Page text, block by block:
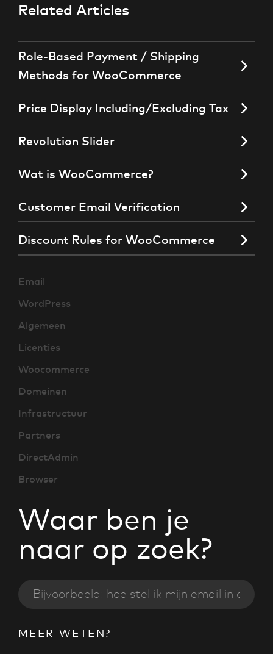
Waar ben je
naar op zoek?
Email
WordPress
Algemeen
Licenties
Woocommerce
Domeinen
Infrastructuur
Partners
DirectAdmin
Browser
Related Articles
Role-Based Payment / Shipping
Methods for WooCommerce
Price Display Including/Excluding Tax
Revolution Slider
Wat is WooCommerce?
Customer Email Verification
Discount Rules for WooCommerce
MEER WETEN?